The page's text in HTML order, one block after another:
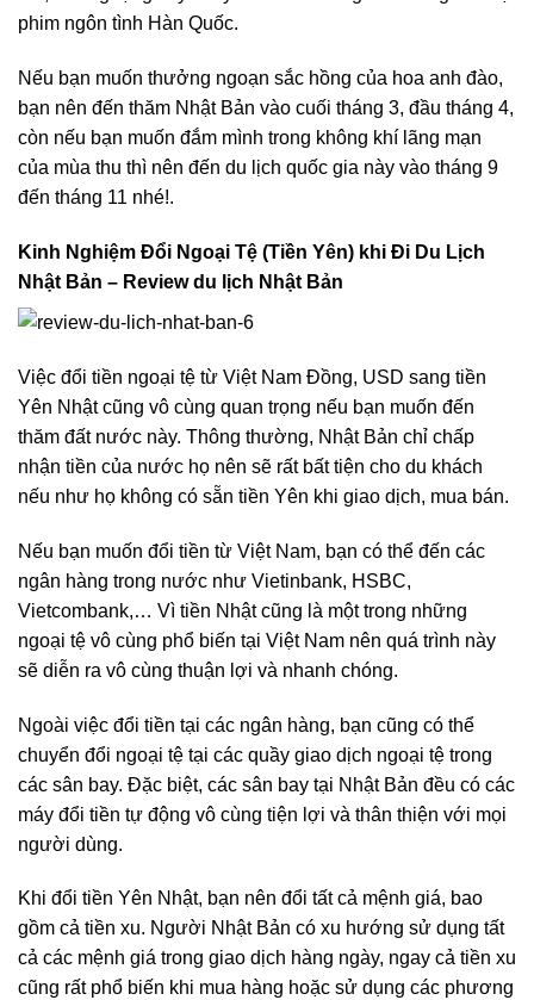
phim ngôn tình Hàn Quốc.
Nếu bạn muốn thưởng ngoạn sắc hồng của hoa anh đào,
bạn nên đến thăm Nhật Bản vào cuối tháng 3, đầu tháng 4,
còn nếu bạn muốn đắm mình trong không khí lãng mạn
của mùa thu thì nên đến du lịch quốc gia này vào tháng 9
đến tháng 11 nhé!.
Kinh Nghiệm Đổi Ngoại Tệ (Tiền Yên) khi Đi Du Lịch
Nhật Bản – Review du lịch Nhật Bản
Việc đổi tiền ngoại tệ từ Việt Nam Đồng, USD sang tiền
Yên Nhật cũng vô cùng quan trọng nếu bạn muốn đến
thăm đất nước này. Thông thường, Nhật Bản chỉ chấp
nhận tiền của nước họ nên sẽ rất bất tiện cho du khách
nếu như họ không có sẵn tiền Yên khi giao dịch, mua bán.
Nếu bạn muốn đổi tiền từ Việt Nam, bạn có thể đến các
ngân hàng trong nước như Vietinbank, HSBC,
Vietcombank,… Vì tiền Nhật cũng là một trong những
ngoại tệ vô cùng phổ biến tại Việt Nam nên quá trình này
sẽ diễn ra vô cùng thuận lợi và nhanh chóng.
Ngoài việc đổi tiền tại các ngân hàng, bạn cũng có thể
chuyển đổi ngoại tệ tại các quầy giao dịch ngoại tệ trong
các sân bay. Đặc biệt, các sân bay tại Nhật Bản đều có các
máy đổi tiền tự động vô cùng tiện lợi và thân thiện với mọi
người dùng.
Khi đổi tiền Yên Nhật, bạn nên đổi tất cả mệnh giá, bao
gồm cả tiền xu. Người Nhật Bản có xu hướng sử dụng tất
cả các mệnh giá trong giao dịch hàng ngày, ngay cả tiền xu
cũng rất phổ biến khi mua hàng hoặc sử dụng các phương